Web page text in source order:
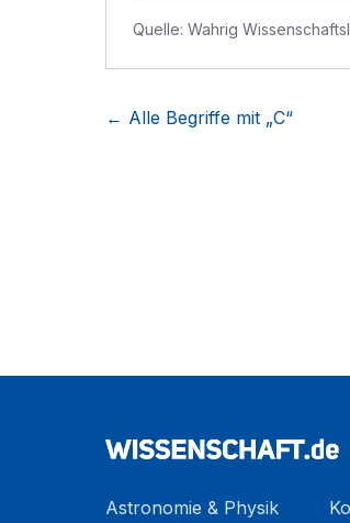
Quelle: Wahrig
← Alle Begriffe mit „C“
Astronomie & Physik